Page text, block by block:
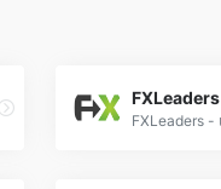
FXLeaders